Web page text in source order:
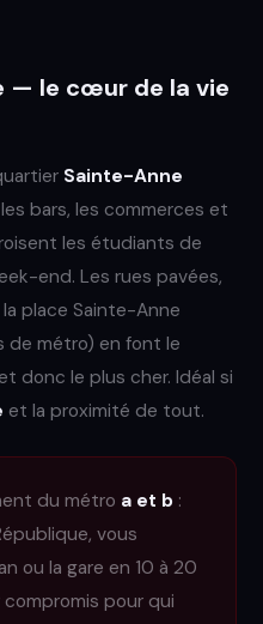
— le cœur de la vie
Sainte-Anne
bars, les commerces et
les étudiants de
end. Les rues pavées,
place Sainte-Anne
de métro) en font le
donc le plus cher. Idéal si
et la proximité de tout.
du métro a et b :
vous
ou la gare en 10 à 20
pour qui